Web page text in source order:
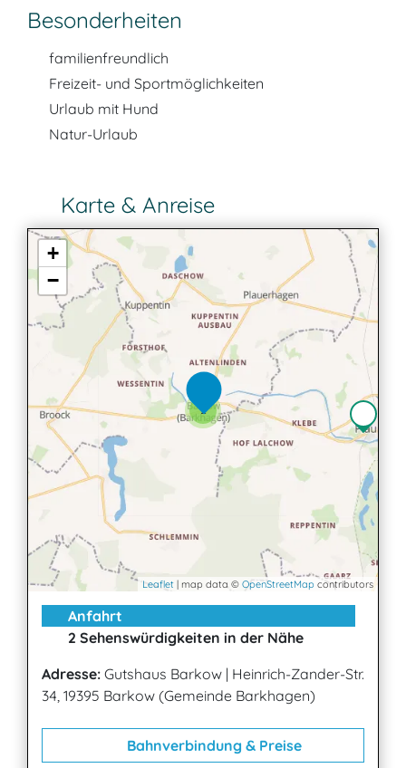
Besonderheiten
familienfreundlich
Freizeit- und Sportmöglichkeiten
Urlaub mit Hund
Natur-Urlaub
Karte & Anreise
2
+
−
Leaflet | map data © OpenStreetMap contributors
Anfahrt
2 Sehenswürdigkeiten in der Nähe
Adresse: Gutshaus Barkow | Heinrich-Zander-Str.
34, 19395 Barkow (Gemeinde Barkhagen)
Bahnverbindung & Preise